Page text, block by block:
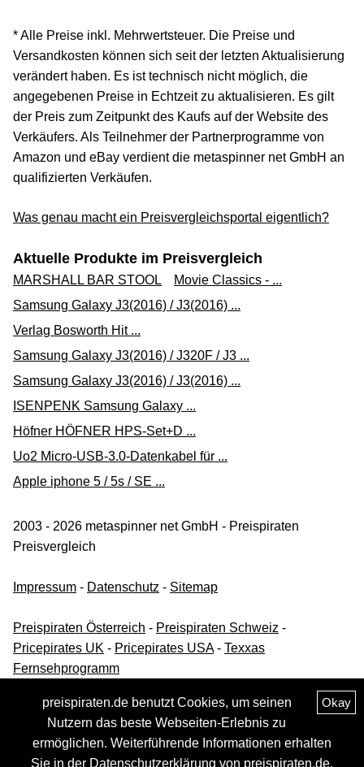
* Alle Preise inkl. Mehrwertsteuer. Die Preise und
Versandkosten können sich seit der letzten Aktualisierung
verändert haben. Es ist technisch nicht möglich, die
angegebenen Preise in Echtzeit zu aktualisieren. Es gilt
der Preis zum Zeitpunkt des Kaufs auf der Website des
Verkäufers. Als Teilnehmer der Partnerprogramme von
Amazon und eBay verdient die metaspinner net GmbH an
qualifizierten Verkäufen.
Was genau macht ein Preisvergleichsportal eigentlich?
Aktuelle Produkte im Preisvergleich
MARSHALL BAR STOOL
Movie Classics - ...
Samsung Galaxy J3(2016) / J3(2016) ...
Verlag Bosworth Hit ...
Samsung Galaxy J3(2016) / J320F / J3 ...
Samsung Galaxy J3(2016) / J3(2016) ...
ISENPENK Samsung Galaxy ...
Höfner HÖFNER HPS-Set+D ...
Uo2 Micro-USB-3.0-Datenkabel für ...
Apple iphone 5 / 5s / SE ...
2003 - 2026 metaspinner net GmbH - Preispiraten
Preisvergleich
Impressum - Datenschutz - Sitemap
Preispiraten Österreich - Preispiraten Schweiz -
Pricepirates UK - Pricepirates USA- Texxas
Fernsehprogramm
Okay
preispiraten.de benutzt Cookies, um seinen
Nutzern das beste Webseiten-Erlebnis zu
ermöglichen. Weiterführende Informationen erhalten
Sie in der Datenschutzerklärung von preispiraten.de.